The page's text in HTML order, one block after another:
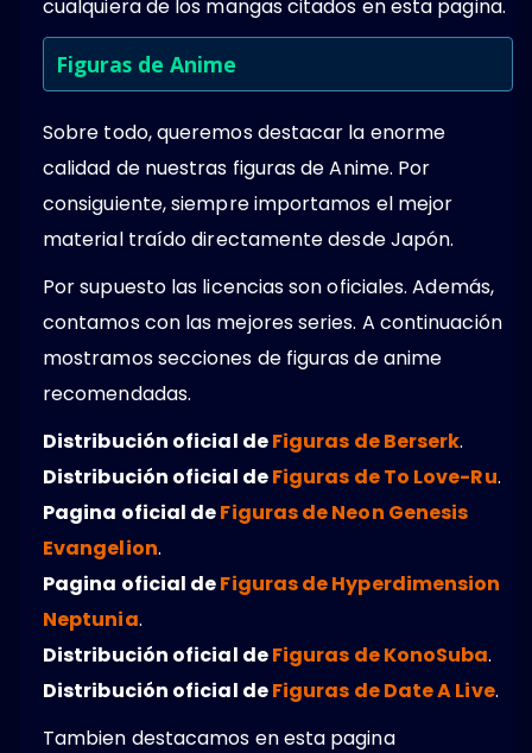
cualquiera de los mangas citados en esta pagina.
Figuras de Anime
Sobre todo, queremos destacar la enorme
calidad de nuestras figuras de Anime. Por
consiguiente, siempre importamos el mejor
material traído directamente desde Japón.
Por supuesto las licencias son oficiales. Además,
contamos con las mejores series. A continuación
mostramos secciones de figuras de anime
recomendadas.
Distribución oficial deFiguras de Berserk.
Distribución oficial deFiguras de To Love-Ru.
Pagina oficial deFiguras de Neon Genesis
Evangelion.
Pagina oficial deFiguras de Hyperdimension
Neptunia.
Distribución oficial deFiguras de KonoSuba.
Distribución oficial deFiguras de Date A Live.
Tambien destacamos en esta pagina